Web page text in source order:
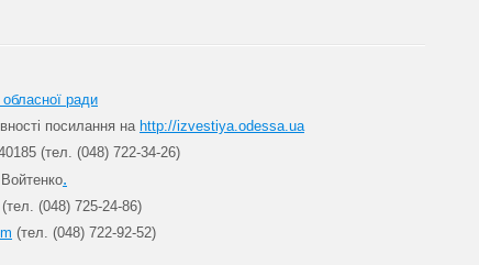
ради
посилання на http://izvestiya.odessa.ua
(тел. (048) 722-34-26)
.
(048) 725-24-86)
(тел. (048) 722-92-52)